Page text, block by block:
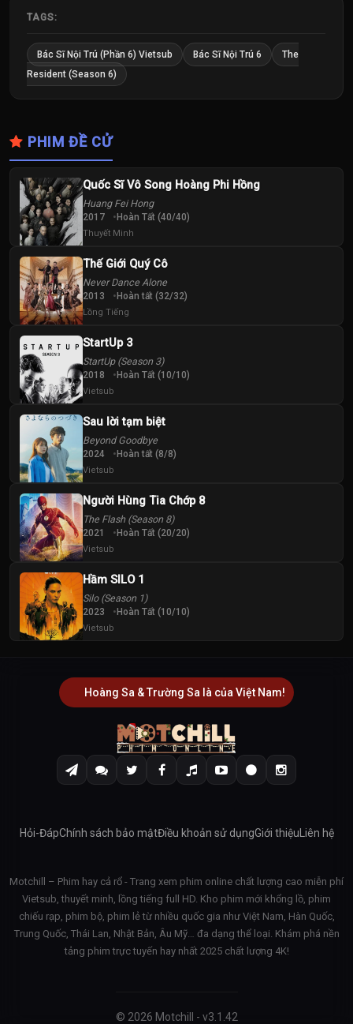
TAGS:
Bác Sĩ Nội Trú (Phần 6) Vietsub Bác Sĩ Nội Trú 6
The
Resident (Season 6)
PHIM ĐỀ CỬ
Quốc Sĩ Vô Song Hoàng Phi Hồng
Huang Fei Hong
2017 Hoàn Tất (40/40)
Thuyết Minh
Thế Giới Quý Cô
Never Dance Alone
2013 Hoàn tất (32/32)
Lồng Tiếng
StartUp 3
StartUp (Season 3)
2018 Hoàn Tất (10/10)
Vietsub
Sau lời tạm biệt
Beyond Goodbye
2024 Hoàn tất (8/8)
Vietsub
Người Hùng Tia Chớp 8
The Flash (Season 8)
2021 Hoàn Tất (20/20)
Vietsub
Hầm SILO 1
Silo (Season 1)
2023 Hoàn Tất (10/10)
Vietsub
Hoàng Sa & Trường Sa là của Việt Nam!
Hỏi-ĐápChính sách bảo mậtĐiều khoản sử dụngGiới thiệu Liên hệ
Motchill – Phim hay cả rổ - Trang xem phim online chất lượng cao miễn phí
Vietsub, thuyết minh, lồng tiếng full HD. Kho phim mới khổng lồ, phim
chiếu rạp, phim bộ, phim lẻ từ nhiều quốc gia như Việt Nam, Hàn Quốc,
Trung Quốc, Thái Lan, Nhật Bản, Âu Mỹ… đa dạng thể loại. Khám phá nền
tảng phim trực tuyến hay nhất 2025 chất lượng 4K!
© 2026 Motchill - v3.1.42